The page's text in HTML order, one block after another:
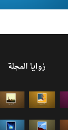
زوايا المجلة